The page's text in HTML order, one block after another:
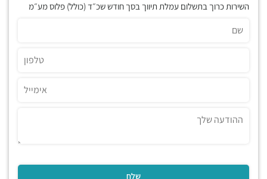
השירות כרוך בתשלום עמלת תיווך בסך חודש שכ״ד (כולל) פלוס מע״מ